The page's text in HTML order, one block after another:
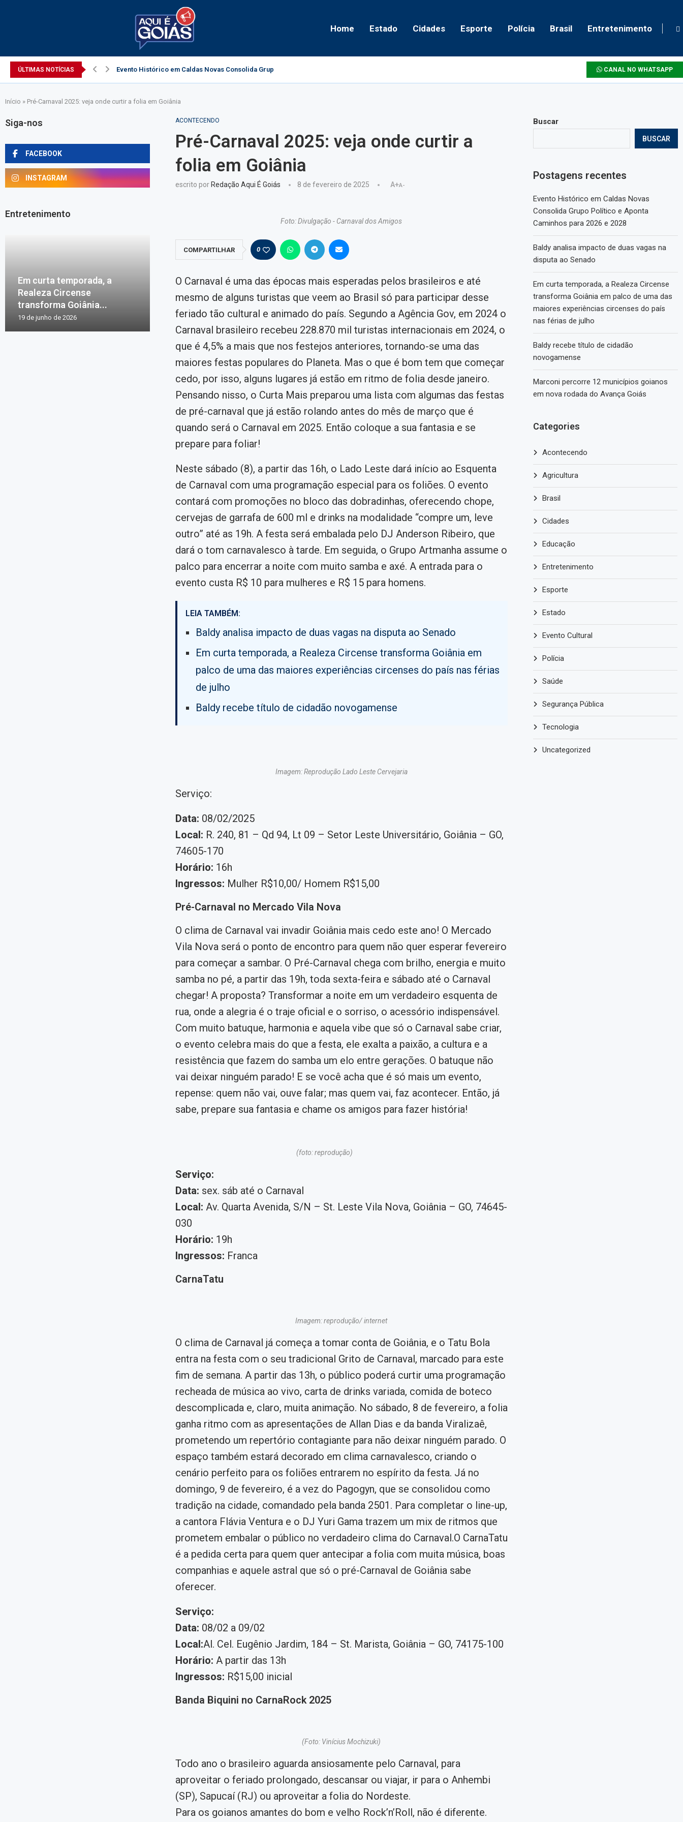
Home Estado Cidades Esporte Polícia Brasil Entretenimento
ÚLTIMAS NOTÍCIAS Evento Histórico em Caldas Novas Consolida Grupo Político e Aponta Caminhos... CANAL NO WHATSAPP
Início » Pré-Carnaval 2025: veja onde curtir a folia em Goiânia
ACONTECENDO
Pré-Carnaval 2025: veja onde curtir a
folia em Goiânia
escrito por Redação Aqui É Goiás 8 de fevereiro de 2025 A+A-
Foto: Divulgação - Carnaval dos Amigos
COMPARTILHAR 0
O Carnaval é uma das épocas mais esperadas pelos brasileiros e até
mesmo de alguns turistas que veem ao Brasil só para participar desse
feriado tão cultural e animado do país. Segundo a Agência Gov, em 2024 o
Carnaval brasileiro recebeu 228.870 mil turistas internacionais em 2024, o
que é 4,5% a mais que nos festejos anteriores, tornando-se uma das
maiores festas populares do Planeta. Mas o que é bom tem que começar
cedo, por isso, alguns lugares já estão em ritmo de folia desde janeiro.
Pensando nisso, o Curta Mais preparou uma lista com algumas das festas
de pré-carnaval que já estão rolando antes do mês de março que é
quando será o Carnaval em 2025. Então coloque a sua fantasia e se
prepare para foliar!
Neste sábado (8), a partir das 16h, o Lado Leste dará início ao Esquenta
de Carnaval com uma programação especial para os foliões. O evento
contará com promoções no bloco das dobradinhas, oferecendo chope,
cervejas de garrafa de 600 ml e drinks na modalidade “compre um, leve
outro” até as 19h. A festa será embalada pelo DJ Anderson Ribeiro, que
dará o tom carnavalesco à tarde. Em seguida, o Grupo Artmanha assume o
palco para encerrar a noite com muito samba e axé. A entrada para o
evento custa R$ 10 para mulheres e R$ 15 para homens.
LEIA TAMBÉM:
Baldy analisa impacto de duas vagas na disputa ao Senado
Em curta temporada, a Realeza Circense transforma Goiânia em
palco de uma das maiores experiências circenses do país nas férias
de julho
Baldy recebe título de cidadão novogamense
Imagem: Reprodução Lado Leste Cervejaria
Serviço:
Data: 08/02/2025
Local: R. 240, 81 – Qd 94, Lt 09 – Setor Leste Universitário, Goiânia – GO,
74605-170
Horário: 16h
Ingressos: Mulher R$10,00/ Homem R$15,00
Pré-Carnaval no Mercado Vila Nova
O clima de Carnaval vai invadir Goiânia mais cedo este ano! O Mercado
Vila Nova será o ponto de encontro para quem não quer esperar fevereiro
para começar a sambar. O Pré-Carnaval chega com brilho, energia e muito
samba no pé, a partir das 19h, toda sexta-feira e sábado até o Carnaval
chegar! A proposta? Transformar a noite em um verdadeiro esquenta de
rua, onde a alegria é o traje oficial e o sorriso, o acessório indispensável.
Com muito batuque, harmonia e aquela vibe que só o Carnaval sabe criar,
o evento celebra mais do que a festa, ele exalta a paixão, a cultura e a
resistência que fazem do samba um elo entre gerações. O batuque não
vai deixar ninguém parado! E se você acha que é só mais um evento,
repense: quem não vai, ouve falar; mas quem vai, faz acontecer. Então, já
sabe, prepare sua fantasia e chame os amigos para fazer história!
(foto: reprodução)
Serviço:
Data: sex. sáb até o Carnaval
Local: Av. Quarta Avenida, S/N – St. Leste Vila Nova, Goiânia – GO, 74645-
030
Horário: 19h
Ingressos: Franca
CarnaTatu
Imagem: reprodução/ internet
O clima de Carnaval já começa a tomar conta de Goiânia, e o Tatu Bola
entra na festa com o seu tradicional Grito de Carnaval, marcado para este
fim de semana. A partir das 13h, o público poderá curtir uma programação
recheada de música ao vivo, carta de drinks variada, comida de boteco
descomplicada e, claro, muita animação. No sábado, 8 de fevereiro, a folia
ganha ritmo com as apresentações de Allan Dias e da banda Viralizaê,
prometendo um repertório contagiante para não deixar ninguém parado. O
espaço também estará decorado em clima carnavalesco, criando o
cenário perfeito para os foliões entrarem no espírito da festa. Já no
domingo, 9 de fevereiro, é a vez do Pagogyn, que se consolidou como
tradição na cidade, comandado pela banda 2501. Para completar o line-up,
a cantora Flávia Ventura e o DJ Yuri Gama trazem um mix de ritmos que
prometem embalar o público no verdadeiro clima do Carnaval.O CarnaTatu
é a pedida certa para quem quer antecipar a folia com muita música, boas
companhias e aquele astral que só o pré-Carnaval de Goiânia sabe
oferecer.
Serviço:
Data: 08/02 a 09/02
Local:Al. Cel. Eugênio Jardim, 184 – St. Marista, Goiânia – GO, 74175-100
Horário: A partir das 13h
Ingressos: R$15,00 inicial
Banda Biquini no CarnaRock 2025
(Foto: Vinícius Mochizuki)
Todo ano o brasileiro aguarda ansiosamente pelo Carnaval, para
aproveitar o feriado prolongado, descansar ou viajar, ir para o Anhembi
(SP), Sapucaí (RJ) ou aproveitar a folia do Nordeste.
Para os goianos amantes do bom e velho Rock’n’Roll, não é diferente.
Buscar
BUSCAR
Postagens recentes
Evento Histórico em Caldas Novas
Consolida Grupo Político e Aponta
Caminhos para 2026 e 2028
Baldy analisa impacto de duas vagas na
disputa ao Senado
Em curta temporada, a Realeza Circense
transforma Goiânia em palco de uma das
maiores experiências circenses do país
nas férias de julho
Baldy recebe título de cidadão
novogamense
Marconi percorre 12 municípios goianos
em nova rodada do Avança Goiás
Categories
Acontecendo
Agricultura
Brasil
Cidades
Educação
Entretenimento
Esporte
Estado
Evento Cultural
Polícia
Saúde
Segurança Pública
Tecnologia
Uncategorized
Siga-nos
FACEBOOK
INSTAGRAM
Entretenimento
Em curta temporada, a
Realeza Circense
transforma Goiânia...
19 de junho de 2026